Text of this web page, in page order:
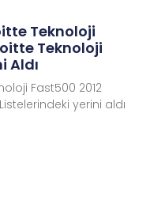
Teknoloji
Teknoloji
Aldı
Fast500 2012
yerini aldı